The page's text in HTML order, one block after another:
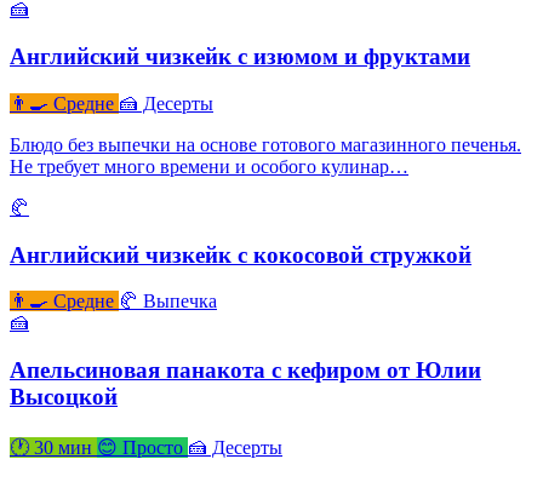
🍰
Английский чизкейк с изюмом и фруктами
👨‍🍳 Средне 🍰 Десерты
Блюдо без выпечки на основе готового магазинного печенья.
Не требует много времени и особого кулинар…
🥐
Английский чизкейк с кокосовой стружкой
👨‍🍳 Средне 🥐 Выпечка
🍰
Апельсиновая панакота с кефиром от Юлии
Высоцкой
🕐 30 мин 😊 Просто 🍰 Десерты